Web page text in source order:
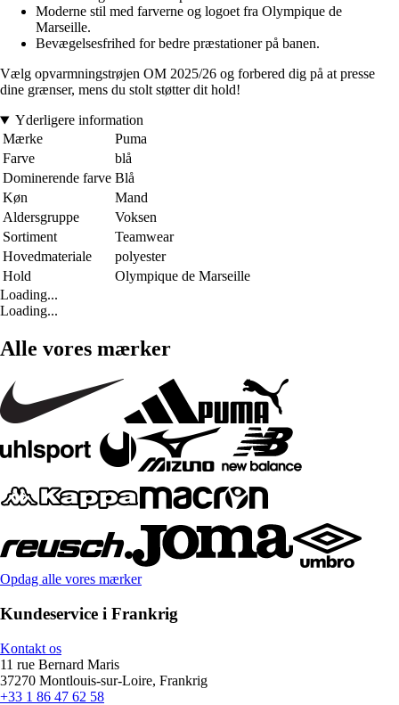
Moderne stil med farverne og logoet fra Olympique de
Marseille.
Bevægelsesfrihed for bedre præstationer på banen.
Vælg opvarmningstrøjen OM 2025/26 og forbered dig på at presse
dine grænser, mens du stolt støtter dit hold!
Yderligere information
Mærke
Puma
Farve
blå
Dominerende farve Blå
Køn
Mand
Aldersgruppe
Voksen
Sortiment
Teamwear
Hovedmateriale
polyester
Hold
Olympique de Marseille
Loading...
Loading...
Alle vores mærker
Opdag alle vores mærker
Kundeservice i Frankrig
Kontakt os
11 rue Bernard Maris
37270 Montlouis-sur-Loire, Frankrig
+33 1 86 47 62 58